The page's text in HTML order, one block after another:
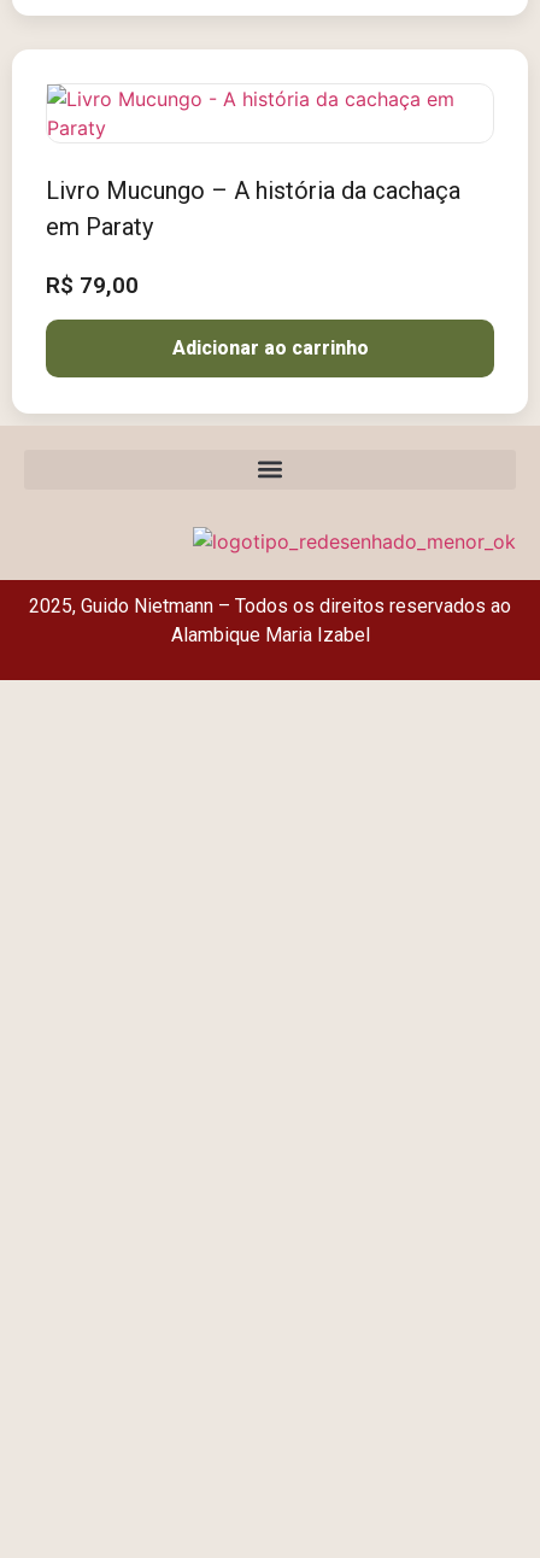
Livro Mucungo – A história da cachaça
em Paraty
R$ 79,00
Adicionar ao carrinho
2025, Guido Nietmann – Todos os direitos reservados ao
Alambique Maria Izabel